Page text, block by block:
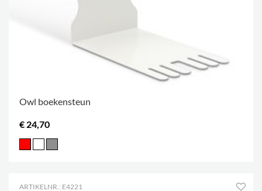
Owl boekensteun
€ 24,70
ARTIKELNR.: E4221